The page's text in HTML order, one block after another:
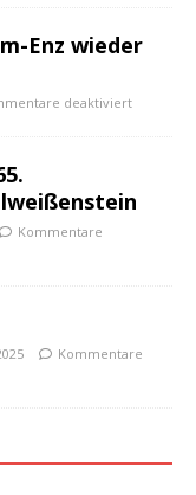
Enz wieder
deaktiviert
Kommentare
Kommentare